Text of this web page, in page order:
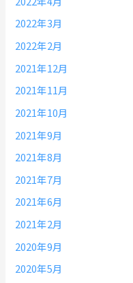
2022年3月
2022年2月
2021年12月
2021年11月
2021年10月
2021年9月
2021年8月
2021年7月
2021年6月
2021年2月
2020年9月
2020年5月